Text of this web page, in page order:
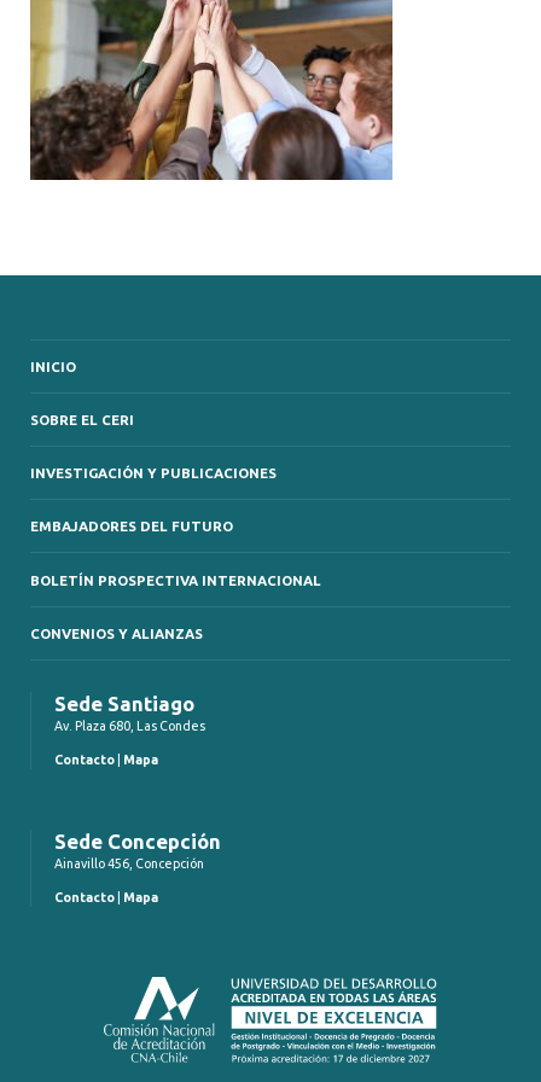
INICIO
SOBRE EL CERI
INVESTIGACIÓN Y PUBLICACIONES
EMBAJADORES DEL FUTURO
BOLETÍN PROSPECTIVA INTERNACIONAL
CONVENIOS Y ALIANZAS
Sede Santiago
Av. Plaza 680, Las Condes
Contacto Mapa
Sede Concepción
Ainavillo 456, Concepción
Contacto Mapa